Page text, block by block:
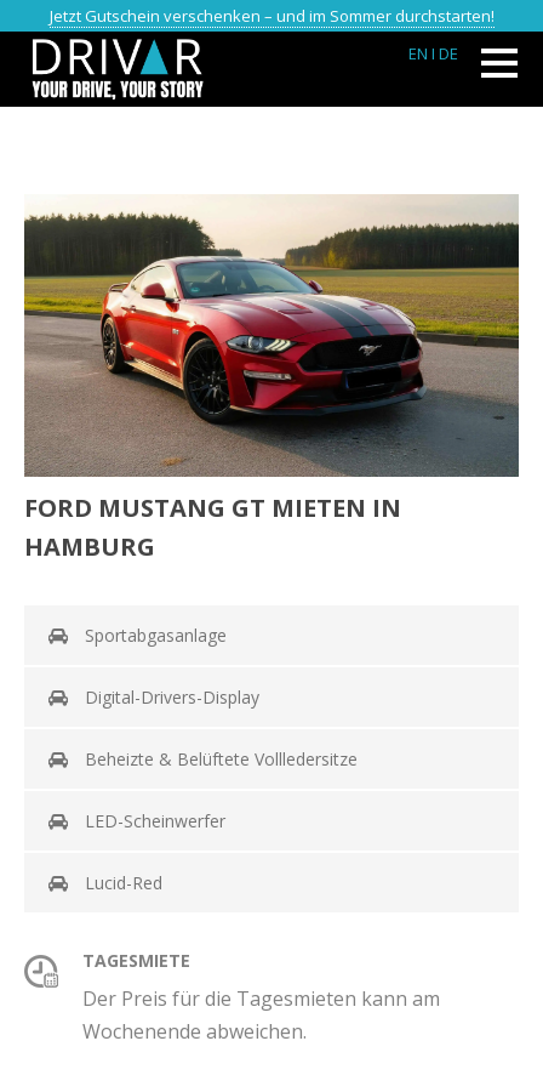
Jetzt Gutschein verschenken – und im Sommer durchstarten!
EN I DE
FORD MUSTANG GT MIETEN IN
HAMBURG
Sportabgasanlage
Digital-Drivers-Display
Beheizte & Belüftete Vollledersitze
LED-Scheinwerfer
Lucid-Red
TAGESMIETE
Der Preis für die Tagesmieten kann am
Wochenende abweichen.